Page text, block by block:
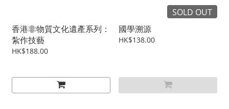
香港非物質文化遺產系列：
紮作技藝
HK$188.00
SOLD OUT
國學溯源
HK$138.00